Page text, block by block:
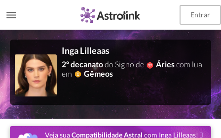
Entrar
Inga Lilleaas
2º decanatodo Signo de Áriescom lua
em
Gêmeos
Veja suaCompatibilidade Astral com Inga Lilleaas!